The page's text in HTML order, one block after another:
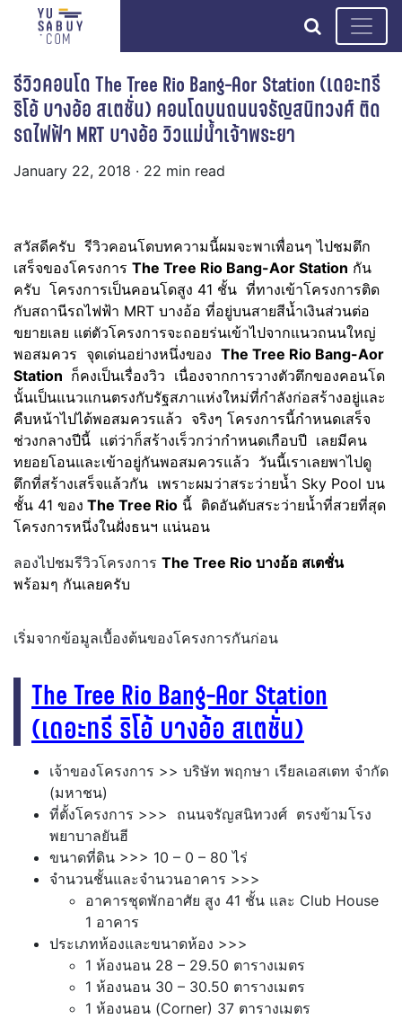
search
รีวิวคอนโด The Tree Rio Bang-Aor Station (เดอะทรี
ริโอ้ บางอ้อ สเตชั่น) คอนโดบนถนนจรัญสนิทวงศ์ ติด
รถไฟฟ้า MRT บางอ้อ วิวแม่น้ำเจ้าพระยา
January 22, 2018 · 22 min read
สวัสดีครับ รีวิวคอนโดบทความนี้ผมจะพาเพื่อนๆ ไปชมตึก
เสร็จของโครงการ The Tree Rio Bang-Aor Station กัน
ครับ โครงการเป็นคอนโดสูง 41 ชั้น ที่ทางเข้าโครงการติด
กับสถานีรถไฟฟ้า MRT บางอ้อ ที่อยู่บนสายสีน้ำเงินส่วนต่อ
ขยายเลย แต่ตัวโครงการจะถอยร่นเข้าไปจากแนวถนนใหญ่
พอสมควร จุดเด่นอย่างหนึ่งของ The Tree Rio Bang-Aor
Station ก็คงเป็นเรื่องวิว เนื่องจากการวางตัวตึกของคอนโด
นั้นเป็นแนวแกนตรงกับรัฐสภาแห่งใหม่ที่กำลังก่อสร้างอยู่และ
คืบหน้าไปได้พอสมควรแล้ว จริงๆ โครงการนี้กำหนดเสร็จ
ช่วงกลางปีนี้ แต่ว่าก็สร้างเร็วกว่ากำหนดเกือบปี เลยมีคน
ทยอยโอนและเข้าอยู่กันพอสมควรแล้ว วันนี้เราเลยพาไปดู
ตึกที่สร้างเสร็จแล้วกัน เพราะผมว่าสระว่ายน้ำ Sky Pool บน
ชั้น 41 ของ The Tree Rio นี้ ติดอันดับสระว่ายน้ำที่สวยที่สุด
โครงการหนึ่งในฝั่งธนฯ แน่นอน
ลองไปชมรีวิวโครงการ The Tree Rio บางอ้อ สเตชั่น
พร้อมๆ กันเลยครับ
เริ่มจากข้อมูลเบื้องต้นของโครงการกันก่อน
The Tree Rio Bang-Aor Station
(เดอะทรี ริโอ้ บางอ้อ สเตชั่น)
เจ้าของโครงการ >> บริษัท พฤกษา เรียลเอสเตท จำกัด
(มหาชน)
ที่ตั้งโครงการ >>> ถนนจรัญสนิทวงศ์ ตรงข้ามโรง
พยาบาลยันฮี
ขนาดที่ดิน >>> 10 – 0 – 80 ไร่
จำนวนชั้นและจำนวนอาคาร >>>
อาคารชุดพักอาศัย สูง 41 ชั้น และ Club House
1 อาคาร
ประเภทห้องและขนาดห้อง >>>
1 ห้องนอน 28 – 29.50 ตารางเมตร
1 ห้องนอน 30 – 30.50 ตารางเมตร
1 ห้องนอน (Corner) 37 ตารางเมตร